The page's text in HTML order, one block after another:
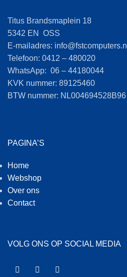
Titus Brandsmaplein 18
5342 EN OSS
E-mailadres: info@fstcomputers.nl
Telefoon: 0412 – 480020
WhatsApp: 06 – 44180044
KVK nummer: 89125460
BTW nummer: NL004694528B96
PAGINA’S
Home
Webshop
Over ons
Contact
VOLG ONS OP SOCIAL MEDIA